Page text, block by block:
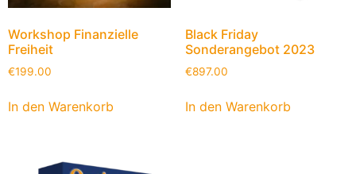
Workshop Finanzielle
Freiheit
€199.00
In den Warenkorb
Black Friday
Sonderangebot 2023
€897.00
In den Warenkorb